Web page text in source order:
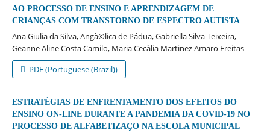
AO PROCESSO DE ENSINO E APRENDIZAGEM DE
CRIANÇAS COM TRANSTORNO DE ESPECTRO AUTISTA
Ana Giulia da Silva, Angà©lica de Pádua, Gabriella Silva Teixeira,
Geanne Aline Costa Camilo, Maria Cecà­lia Martinez Amaro Freitas
PDF (Portuguese (Brazil))
ESTRATÉGIAS DE ENFRENTAMENTO DOS EFEITOS DO
ENSINO ON-LINE DURANTE A PANDEMIA DA COVID-19 NO
PROCESSO DE ALFABETIZAÇO NA ESCOLA MUNICIPAL